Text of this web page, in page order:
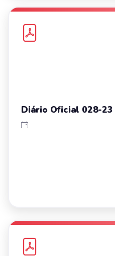
Diário Oficial 028-23